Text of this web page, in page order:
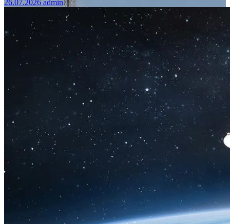
26.07.2026 admin